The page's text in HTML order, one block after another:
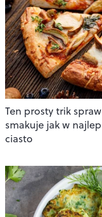
Ten prosty trik
smakuje jak w
ciasto